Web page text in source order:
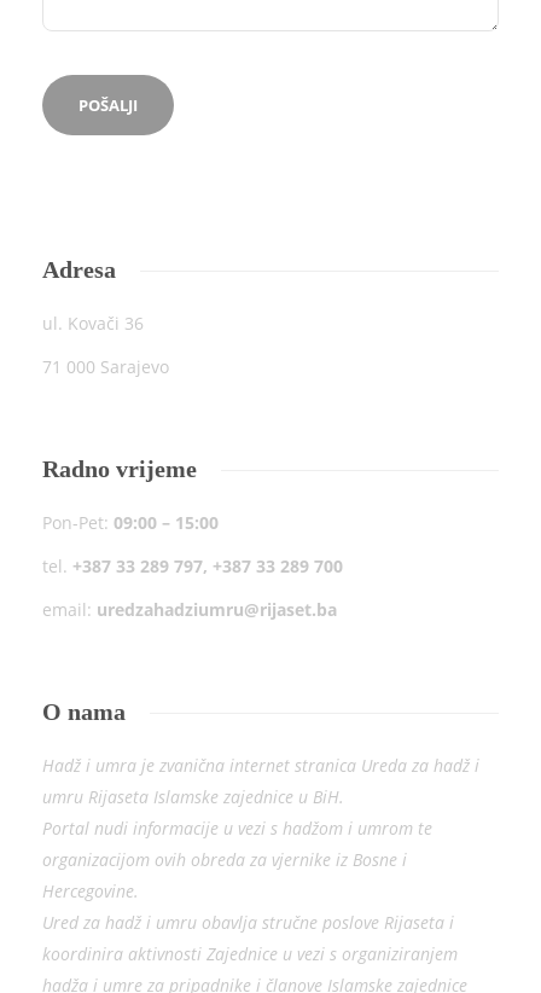
Adresa
ul. Kovači 36
71 000 Sarajevo
Radno vrijeme
Pon-Pet: 09:00 – 15:00
tel. +387 33 289 797, +387 33 289 700
email: uredzahadziumru@rijaset.ba
O nama
Hadž i umra je zvanična internet stranica Ureda za hadž i
umru Rijaseta Islamske zajednice u BiH.
Portal nudi informacije u vezi s hadžom i umrom te
organizacijom ovih obreda za vjernike iz Bosne i
Hercegovine.
Ured za hadž i umru obavlja stručne poslove Rijaseta i
koordinira aktivnosti Zajednice u vezi s organiziranjem
hadža i umre za pripadnike i članove Islamske zajednice